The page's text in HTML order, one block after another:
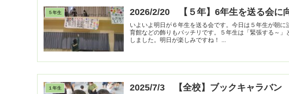
５年生 2026/2/20 【５年】6年生を送る会に
いよいよ明日が６年生を送る会です。今日は５年生が朝
育館などの飾りもバッチリです。５年生は「緊張する～
１年生 2025/7/3 【全校】ブックキャラバン